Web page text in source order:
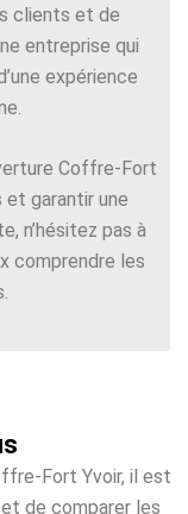
clients et de
entreprise qui
expérience
Coffre-Fort
et garantir une
n’hésitez pas à
comprendre les
Fort Yvoir, il est
de comparer les